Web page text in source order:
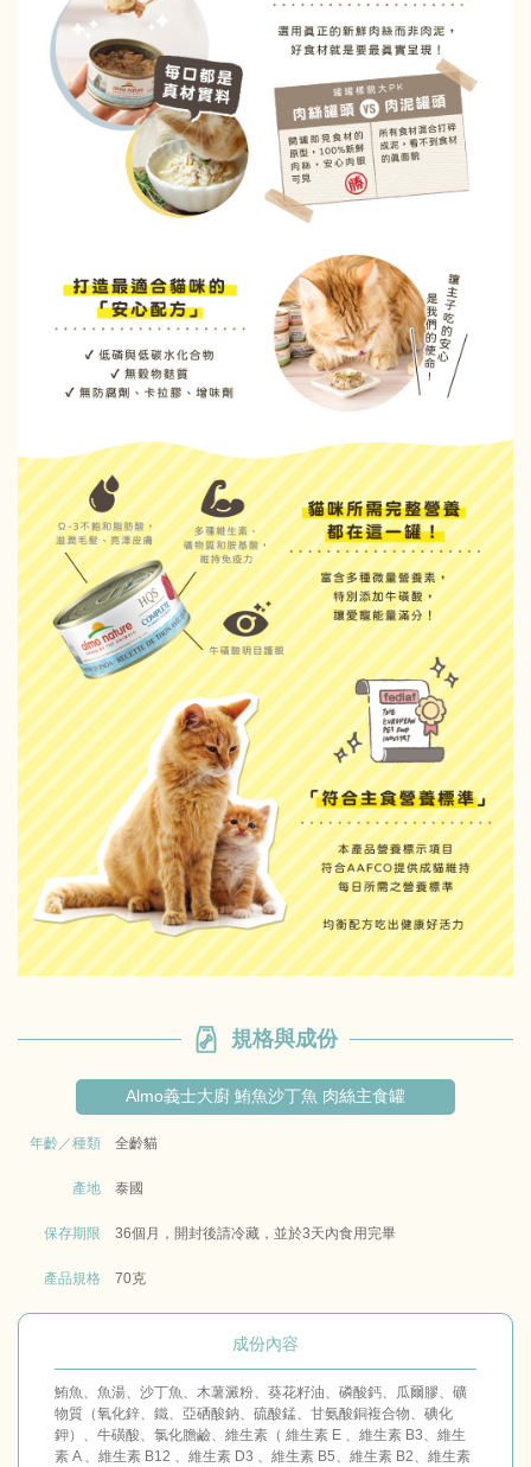
規格與成份
Almo義士大廚 鮪魚沙丁魚 肉絲主食罐
年齡／種類 全齡貓
產地 泰國
保存期限 36個月，開封後請冷藏，並於3天內食用完畢
產品規格 70克
成份內容
鮪魚、魚湯、沙丁魚、木薯澱粉、葵花籽油、磷酸鈣、瓜爾膠、礦
物質（氧化鋅、鐵、亞硒酸鈉、硫酸錳、甘氨酸銅複合物、碘化
鉀）、牛磺酸、氯化膽鹼、維生素（ 維生素 E 、維生素 B3、維生
素 A 、維生素 B12 、維生素 D3 、維生素 B5、維生素 B2、維生素